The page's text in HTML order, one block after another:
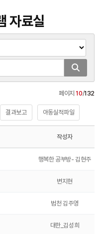
자료실
페이지10/132
결과보고 아동실적파일
작성자
행복한 공부방- 김현주
변지현
범천 김주영
대한_김성희